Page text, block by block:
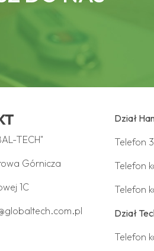
TECH"
Górnicza
1C
Dział
Telefon
Telefon
Telefon
Dział
Telefon